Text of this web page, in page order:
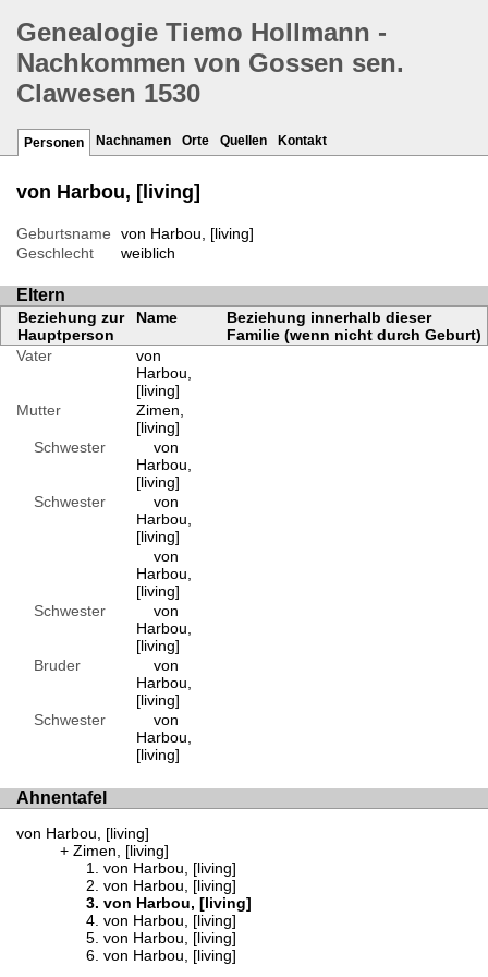
Genealogie Tiemo Hollmann -
Nachkommen von Gossen sen.
Clawesen 1530
Personen Nachnamen Orte Quellen Kontakt
von Harbou, [living]
Geburtsname
von Harbou, [living]
Geschlecht
weiblich
Eltern
Beziehung zur
Hauptperson
Name
Beziehung innerhalb dieser
Familie (wenn nicht durch Geburt)
Vater
von
Harbou,
[living]
Mutter
Zimen,
[living]
Schwester
von
Harbou,
[living]
Schwester
von
Harbou,
[living]
von
Harbou,
[living]
Schwester
von
Harbou,
[living]
Bruder
von
Harbou,
[living]
Schwester
von
Harbou,
[living]
Ahnentafel
von Harbou, [living]
Zimen, [living]
von Harbou, [living]
von Harbou, [living]
von Harbou, [living]
von Harbou, [living]
von Harbou, [living]
von Harbou, [living]